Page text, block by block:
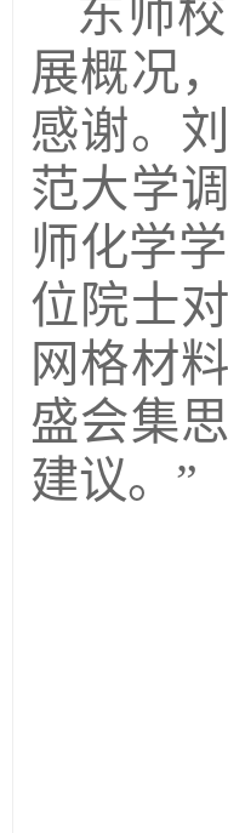
东师
展概况
感谢。
范大学
师化学
位院士
网格材
盛会集
建议。”